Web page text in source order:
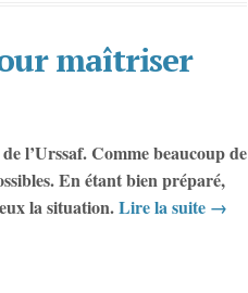
maîtriser
l’Urssaf. Comme beaucoup de
En étant bien préparé,
la situation.Lire la suite →